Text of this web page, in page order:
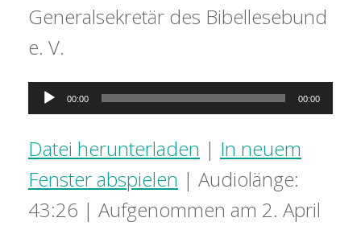
Generalsekretär des Bibellesebund
e. V.
Audio-
00:00 00:00
Datei herunterladen | In neuem
Fenster abspielen | Audiolänge:
43:26 | Aufgenommen am 2. April